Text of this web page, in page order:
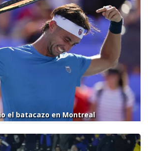
el batacazo en Montreal